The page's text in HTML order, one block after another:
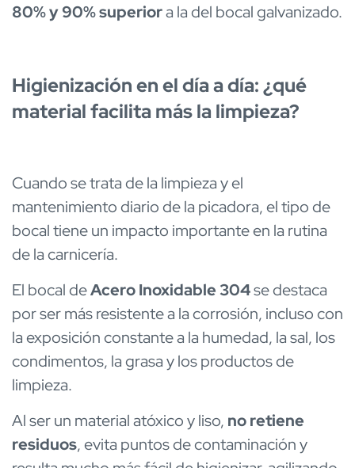
80% y 90% superiora la del bocal galvanizado.
Higienización en el día a día: ¿qué
material facilita más la limpieza?
Cuando se trata de la limpieza y el
mantenimiento diario de la picadora, el tipo de
bocal tiene un impacto importante en la rutina
de la carnicería.
El bocal deAcero Inoxidable 304se destaca
por ser más resistente a la corrosión, incluso con
la exposición constante a la humedad, la sal, los
condimentos, la grasa y los productos de
limpieza.
Al ser un material atóxico y liso, no retiene
residuos, evita puntos de contaminación y